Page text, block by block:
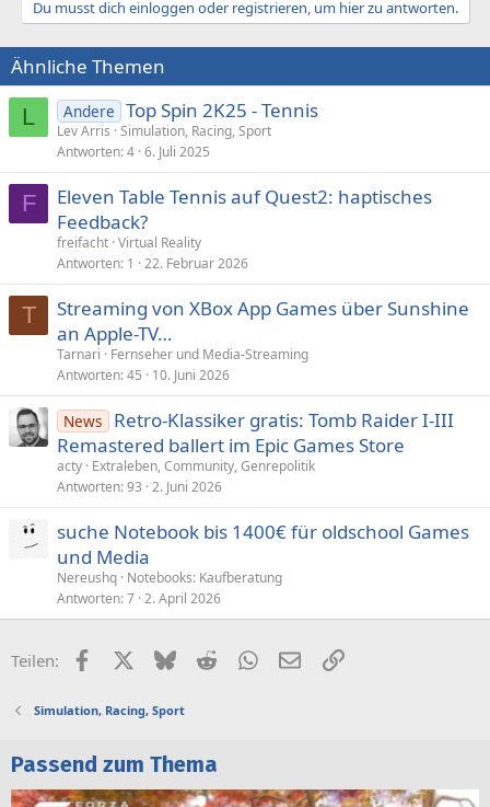
Du musst dich einloggen oder registrieren, um hier zu antworten.
Ähnliche Themen
L Andere Top Spin 2K25 - Tennis
Lev Arris Simulation, Racing, Sport
Antworten 4 6. Juli 2025
F
Eleven Table Tennis auf Quest2: haptisches
Feedback?
freifacht Virtual Reality
Antworten 1 22. Februar 2026
T
Streaming von XBox App Games über Sunshine
an Apple-TV…
Tarnari
Fernseher und Media-Streaming
Antworten 45 10. Juni 2026
News
Retro-Klassiker gratis: Tomb Raider I-III
Remastered ballert im Epic Games Store
acty Extraleben, Community, Genrepolitik
Antworten 93 2. Juni 2026
suche Notebook bis 1400€ für oldschool Games
und Media
Nereushq Notebooks: Kaufberatung
Antworten 7 2. April 2026
Teilen: FacebookX (Twitter)
BlueskyRedditWhatsApp
E-MailLink
Simulation, Racing, Sport
Passend zum Thema